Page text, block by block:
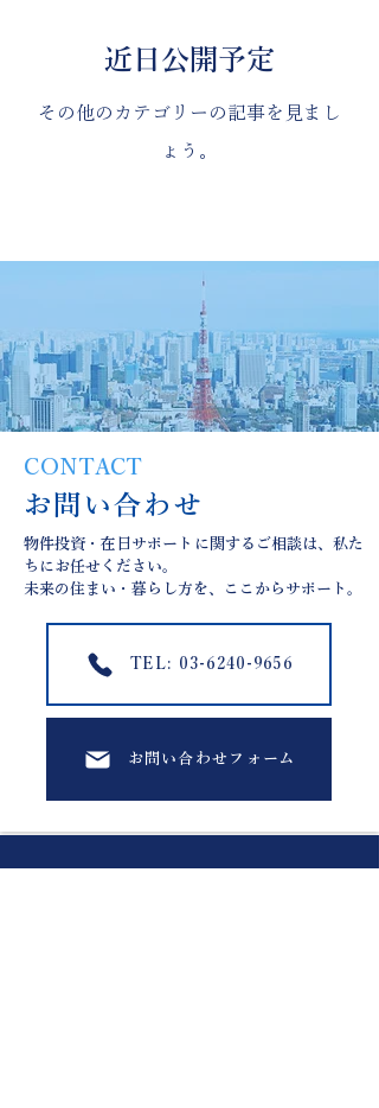
近日公開予定
その他のカテゴリーの記事を見まし
ょう。
CONTACT
お問い合わせ
物件投資・在日サポートに関するご相談は、私た
ちにお任せください。
未来の住まい・暮らし方を、ここからサポート。
TEL: 03-6240-9656
お問い合わせフォーム